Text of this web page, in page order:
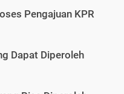
Pengajuan KPR
Dapat Diperoleh